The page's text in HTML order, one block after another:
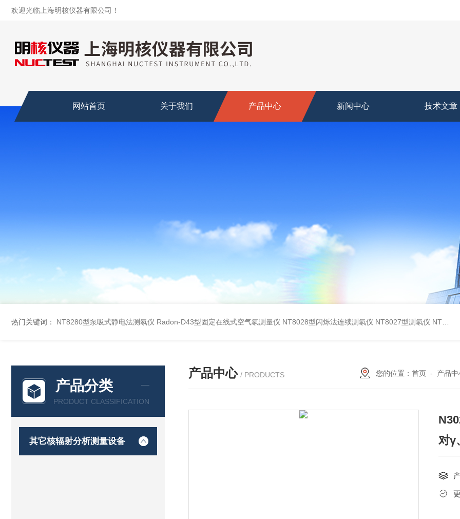
欢迎光临上海明核仪器有限公司！
网站首页 关于我们 产品中心 新闻中心 技术文章
热门关键词： NT8280型泵吸式静电法测氡仪 Radon-D43型固定在线式空气氡测量仪 NT8028型闪烁法连续测氡仪 NT8027型测氡仪 NT8260型测氡仪(泵吸闪烁室法）
产品分类
PRODUCT CLASSIFICATION
其它核辐射分析测量设备
产品中心 / PRODUCTS 您的位置： 首页- 产品中
对γ